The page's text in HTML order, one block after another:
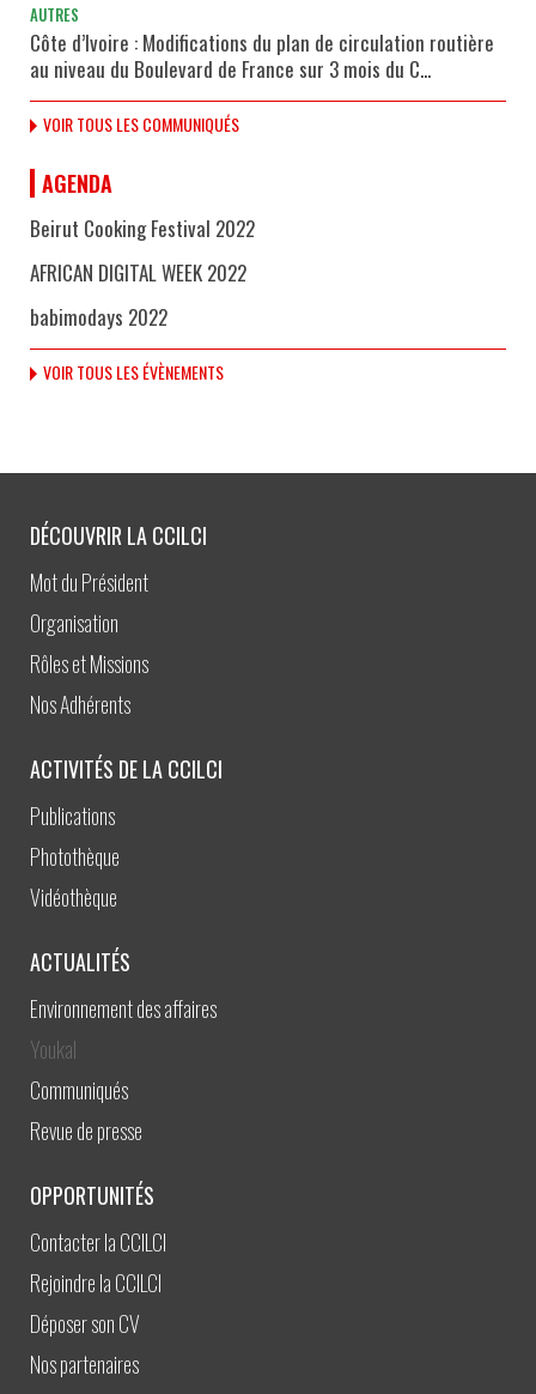
AUTRES
Côte d’Ivoire : Modifications du plan de circulation routière
au niveau du Boulevard de France sur 3 mois du C...
VOIR TOUS LES COMMUNIQUÉS
AGENDA
Beirut Cooking Festival 2022
AFRICAN DIGITAL WEEK 2022
babimodays 2022
VOIR TOUS LES ÉVÈNEMENTS
DÉCOUVRIR LA CCILCI
Mot du Président
Organisation
Rôles et Missions
Nos Adhérents
ACTIVITÉS DE LA CCILCI
Publications
Photothèque
Vidéothèque
ACTUALITÉS
Environnement des affaires
Youkal
Communiqués
Revue de presse
OPPORTUNITÉS
Contacter la CCILCI
Rejoindre la CCILCI
Déposer son CV
Nos partenaires